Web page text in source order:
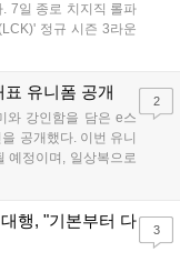
7일 종로 치지직 롤파
정규 시즌 3라운
대결에서 젠지가 압
유니폼 공개
와 강인함을 담은 e스
공개했다. 이번 유니
예정이며, 일상복으로
디오 공식 홈페이지
할 계획이다....
2
행, "기본부터 다
3